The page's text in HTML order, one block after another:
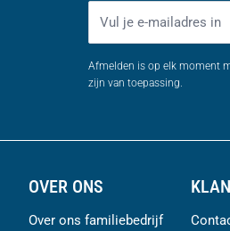
Afmelden is op elk moment
zijn van toepassing.
OVER ONS
Over ons familiebedrijf